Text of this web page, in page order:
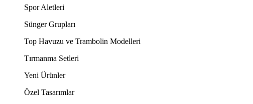
Spor Aletleri
Sünger Grupları
Top Havuzu ve Trambolin Modelleri
Tırmanma Setleri
Yeni Ürünler
Özel Tasarımlar